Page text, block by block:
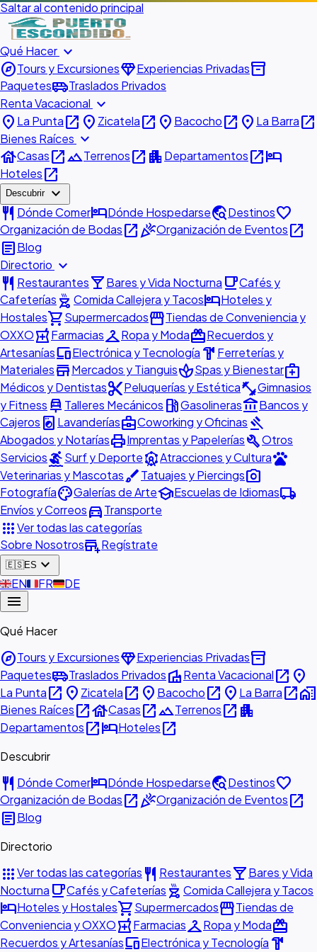
Saltar al contenido principal
Qué Hacer expand_more
exploreTours y ExcursionesdiamondExperiencias Privadasinventory_2
Paquetesairport_shuttleTraslados Privados
Renta Vacacional expand_more
place La Puntaopen_in_new place Zicatelaopen_in_new place Bacochoopen_in_new place La Barraopen_in_new
Bienes Raíces expand_more
houseCasasopen_in_newlandscapeTerrenosopen_in_new apartmentDepartamentosopen_in_newhotel
Hotelesopen_in_new
Descubrir expand_more
restaurant Dónde ComerhotelDónde Hospedarsetravel_exploreDestinosfavorite
Organización de Bodasopen_in_newcelebrationOrganización de Eventosopen_in_new
articleBlog
Directorio expand_more
restaurant Restauranteslocal_barBares y Vida Nocturna local_cafeCafés y
Cafeterías outdoor_grill Comida Callejera y TacoshotelHoteles y
Hostalesshopping_cartSupermercadosstorefrontTiendas de Conveniencia y
OXXOlocal_pharmacyFarmaciascheckroomRopa y ModaredeemRecuerdos y
ArtesaníasdevicesElectrónica y Tecnología hardware Ferreterías y
MaterialesstoreMercados y TianguisspaSpas y Bienestarmedical_services
Médicos y Dentistascontent_cutPeluquerías y Estéticafitness_centerGimnasios
y Fitness car_repair Talleres Mecánicos local_gas_stationGasolinerasaccount_balanceBancos y
Cajeros local_laundry_service Lavanderíasbusiness_centerCoworking y Oficinas gavel
Abogados y NotaríasprintImprentas y PapeleríasbuildOtros
ServiciossurfingSurf y DeporteattractionsAtracciones y Culturapets
Veterinarias y MascotasbrushTatuajes y Piercingsphoto_camera
FotografíapaletteGalerías de ArteschoolEscuelas de Idiomaslocal_shipping
Envíos y Correosdirections_carTransporte
appsVer todas las categorías
Sobre Nosotrosadd_businessRegístrate
🇪🇸ES expand_more
🇬🇧EN🇫🇷FR🇩🇪DE
menu
Qué Hacer
exploreTours y ExcursionesdiamondExperiencias Privadasinventory_2
Paquetesairport_shuttleTraslados PrivadosvillaRenta Vacacionalopen_in_new place
La Puntaopen_in_new place Zicatelaopen_in_new place Bacochoopen_in_new place La Barraopen_in_newhome_work
Bienes Raícesopen_in_newhouseCasasopen_in_newlandscapeTerrenosopen_in_new apartment
Departamentosopen_in_newhotelHotelesopen_in_new
Descubrir
restaurant Dónde ComerhotelDónde Hospedarsetravel_exploreDestinosfavorite
Organización de Bodasopen_in_newcelebrationOrganización de Eventosopen_in_new
articleBlog
Directorio
appsVer todas las categorías restaurant Restauranteslocal_barBares y Vida
Nocturna local_cafeCafés y Cafeterías outdoor_grill Comida Callejera y Tacos
hotelHoteles y Hostalesshopping_cartSupermercadosstorefrontTiendas de
Conveniencia y OXXOlocal_pharmacyFarmaciascheckroomRopa y Modaredeem
Recuerdos y ArtesaníasdevicesElectrónica y Tecnología hardware